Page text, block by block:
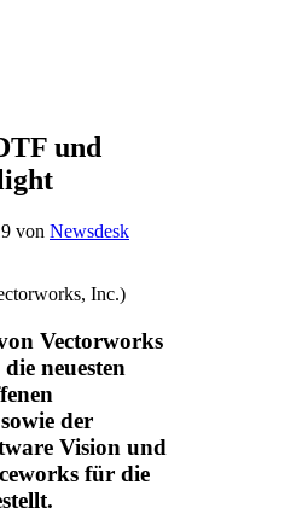
und
von Newsdesk
Inc.)
Vectorworks
neuesten
der
Vision und
für die